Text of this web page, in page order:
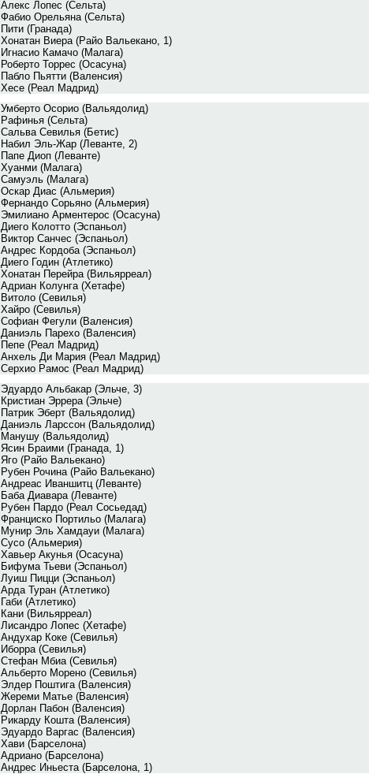
Алекс Лопес (Сельта)
Фабио Орельяна (Сельта)
Пити (Гранада)
Хонатан Виера (Райо Вальекано, 1)
Игнасио Камачо (Малага)
Роберто Торрес (Осасуна)
Пабло Пьятти (Валенсия)
Хесе (Реал Мадрид)
Умберто Осорио (Вальядолид)
Рафинья (Сельта)
Сальва Севилья (Бетис)
Набил Эль-Жар (Леванте, 2)
Папе Диоп (Леванте)
Хуанми (Малага)
Самуэль (Малага)
Оскар Диас (Альмерия)
Фернандо Сорьяно (Альмерия)
Эмилиано Арментерос (Осасуна)
Диего Колотто (Эспаньол)
Виктор Санчес (Эспаньол)
Андрес Кордоба (Эспаньол)
Диего Годин (Атлетико)
Хонатан Перейра (Вильярреал)
Адриан Колунга (Хетафе)
Витоло (Севилья)
Хайро (Севилья)
Софиан Фегули (Валенсия)
Даниэль Парехо (Валенсия)
Пепе (Реал Мадрид)
Анхель Ди Мария (Реал Мадрид)
Серхио Рамос (Реал Мадрид)
Эдуардо Альбакар (Эльче, 3)
Кристиан Эррера (Эльче)
Патрик Эберт (Вальядолид)
Даниэль Ларссон (Вальядолид)
Манушу (Вальядолид)
Ясин Браими (Гранада, 1)
Яго (Райо Вальекано)
Рубен Рочина (Райо Вальекано)
Андреас Иваншитц (Леванте)
Баба Диавара (Леванте)
Рубен Пардо (Реал Сосьедад)
Франциско Портильо (Малага)
Мунир Эль Хамдауи (Малага)
Сусо (Альмерия)
Хавьер Акунья (Осасуна)
Бифума Тьеви (Эспаньол)
Луиш Пицци (Эспаньол)
Арда Туран (Атлетико)
Габи (Атлетико)
Кани (Вильярреал)
Лисандро Лопес (Хетафе)
Андухар Коке (Севилья)
Иборра (Севилья)
Стефан Мбиа (Севилья)
Альберто Морено (Севилья)
Элдер Поштига (Валенсия)
Жереми Матье (Валенсия)
Дорлан Пабон (Валенсия)
Рикарду Кошта (Валенсия)
Эдуардо Варгас (Валенсия)
Хави (Барселона)
Адриано (Барселона)
Андрес Иньеста (Барселона, 1)